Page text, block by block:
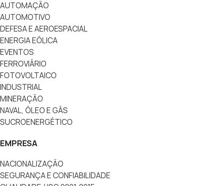
AUTOMAÇÃO
AUTOMOTIVO
DEFESA E AEROESPACIAL
ENERGIA EÓLICA
EVENTOS
FERROVIÁRIO
FOTOVOLTAICO
INDUSTRIAL
MINERAÇÃO
NAVAL, ÓLEO E GÁS
SUCROENERGÉTICO
EMPRESA
NACIONALIZAÇÃO
SEGURANÇA E CONFIABILIDADE